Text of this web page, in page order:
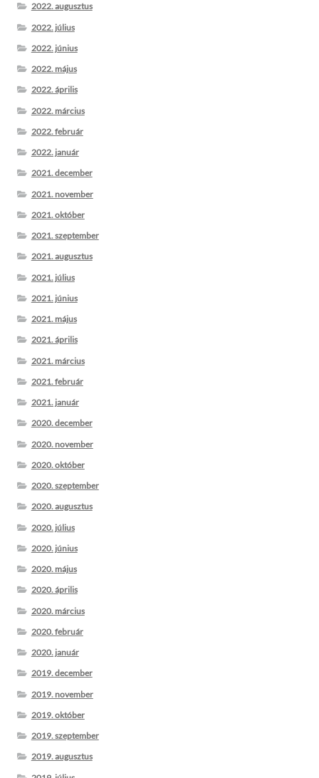
2022. augusztus
2022. július
2022. június
2022. május
2022. április
2022. március
2022. február
2022. január
2021. december
2021. november
2021. október
2021. szeptember
2021. augusztus
2021. július
2021. június
2021. május
2021. április
2021. március
2021. február
2021. január
2020. december
2020. november
2020. október
2020. szeptember
2020. augusztus
2020. július
2020. június
2020. május
2020. április
2020. március
2020. február
2020. január
2019. december
2019. november
2019. október
2019. szeptember
2019. augusztus